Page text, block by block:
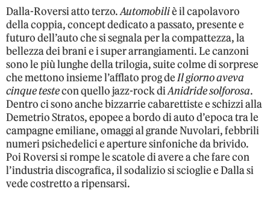
Dalla-Roversi atto terzo.Automobiliè il capolavoro
della coppia, concept dedicato a passato, presente e
futuro dell’auto che si segnala per la compattezza, la
bellezza dei brani e i super arrangiamenti. Le canzoni
sono le più lunghe della trilogia, suite colme di sorprese
che mettono insieme l’afflato prog deIl giorno aveva
cinque testecon quello jazz-rock diAnidride solforosa.
Dentro ci sono anche bizzarrie cabarettiste e schizzi alla
Demetrio Stratos, epopee a bordo di auto d’epoca tra le
campagne emiliane, omaggi al grande Nuvolari, febbrili
numeri psichedelici e aperture sinfoniche da brivido.
Poi Roversi si rompe le scatole di avere a che fare con
l’industria discografica, il sodalizio si scioglie e Dalla si
vede costretto a ripensarsi.